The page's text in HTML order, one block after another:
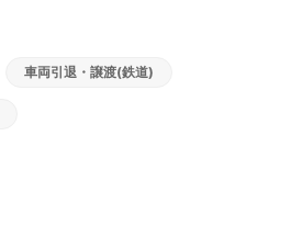
車両引退・譲渡(鉄道)